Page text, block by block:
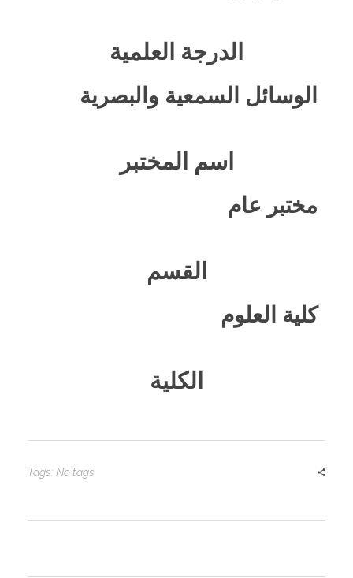
الدرجة العلمية
الوسائل السمعية والبصرية
اسم المختبر
مختبر عام
القسم
كلية العلوم
الكلية
Tags: No tags